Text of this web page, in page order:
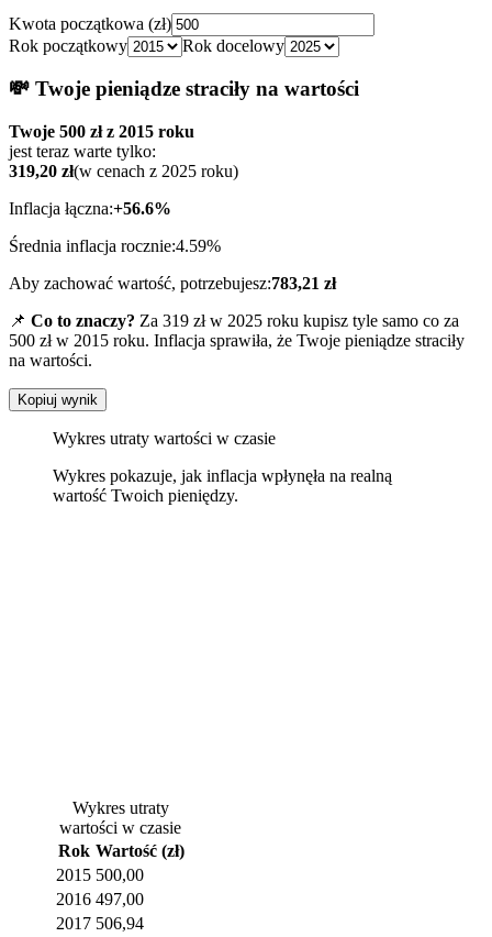
Kwota początkowa (zł)
Rok początkowy
Rok docelowy
💸 Twoje pieniądze straciły na wartości
Twoje 500 zł z 2015 roku
jest teraz warte tylko:
319,20 zł(w cenach z 2025 roku)
Inflacja łączna:+56.6%
Średnia inflacja rocznie:4.59%
Aby zachować wartość, potrzebujesz:783,21 zł
📌 Co to znaczy? Za 319 zł w 2025 roku kupisz tyle samo co za
500 zł w 2015 roku. Inflacja sprawiła, że Twoje pieniądze straciły
na wartości.
Kopiuj wynik
Wykres utraty wartości w czasie
Wykres pokazuje, jak inflacja wpłynęła na realną
wartość Twoich pieniędzy.
Wykres utraty
wartości w czasie
Rok Wartość (zł)
2015 500,00
2016 497,00
2017 506,94